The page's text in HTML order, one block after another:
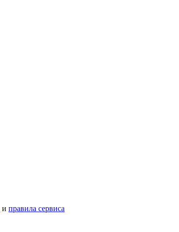
и правила сервиса